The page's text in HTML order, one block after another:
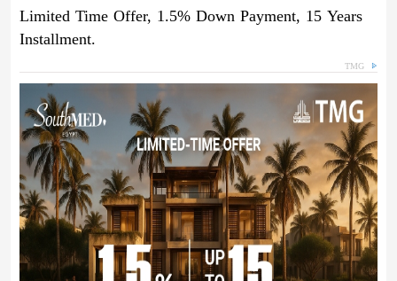
Limited Time Offer, 1.5% Down Payment, 15 Years
Installment.
TMG